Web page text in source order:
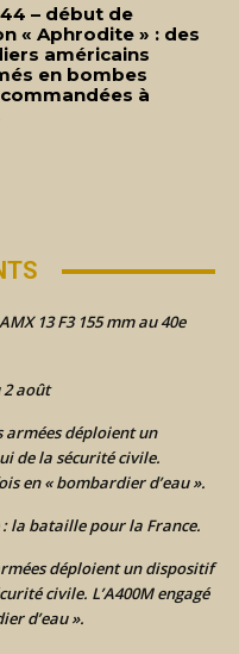
– début de
« Aphrodite » : des
américains
en bombes
à
13 F3 155 mm au 40e
2 août
armées déploient un
de la sécurité civile.
en « bombardier d’eau ».
: la bataille pour la France.
déploient un dispositif
civile. L’A400M engagé
d’eau ».